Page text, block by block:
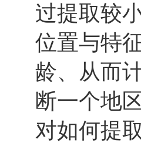
过提取较
位置与特
龄、从而
断一个地
对如何提